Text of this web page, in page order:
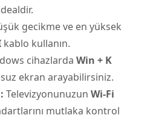
gecikme ve en yüksek
kablo kullanın.
cihazlarda Win + K
ekran arayabilirsiniz.
Televizyonunuzun Wi-Fi
mutlaka kontrol